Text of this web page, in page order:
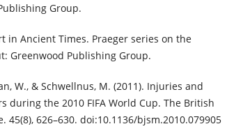
Group.
in Ancient Times. Praeger series on the
Greenwood Publishing Group.
W., & Schwellnus, M. (2011). Injuries and
during the 2010 FIFA World Cup. The British
45(8), 626–630. doi:10.1136/bjsm.2010.079905